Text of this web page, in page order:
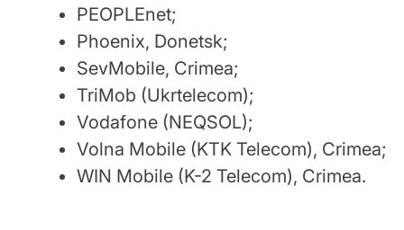
PEOPLEnet;
Phoenix, Donetsk;
SevMobile, Crimea;
TriMob (Ukrtelecom);
Vodafone (NEQSOL);
Volna Mobile (KTK Telecom), Crimea;
WIN Mobile (K-2 Telecom), Crimea.